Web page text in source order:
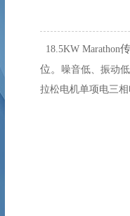
18.5KW Marathon
位。
噪音低、振动
拉松电机单项电三